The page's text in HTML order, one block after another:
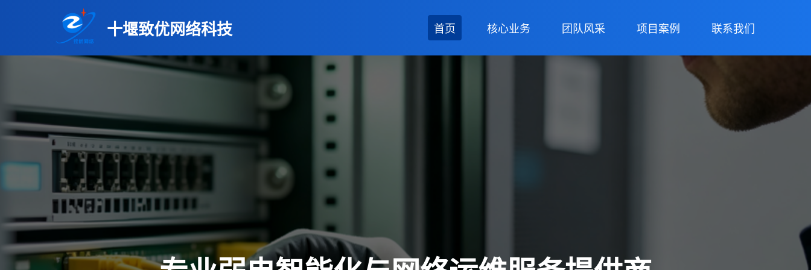
十堰致优网络科技 首页 核心业务 团队风采 项目案例 联系我们